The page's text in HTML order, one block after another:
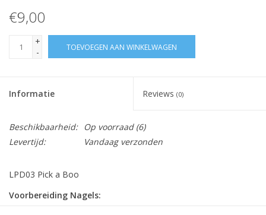
€9,00
+
-
TOEVOEGEN AAN WINKELWAGEN
Informatie Reviews (0)
Beschikbaarheid: Op voorraad(6)
Levertijd:
Vandaag verzonden
LPD03 Pick a Boo
Voorbereiding Nagels: